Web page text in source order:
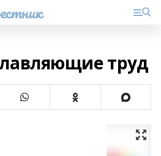
труд